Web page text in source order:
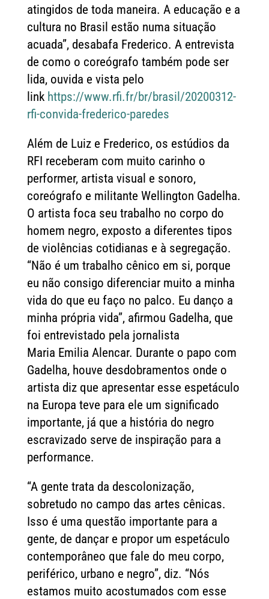
atingidos de toda maneira. A educação e a
cultura no Brasil estão numa situação
acuada”, desabafa Frederico. A entrevista
de como o coreógrafo também pode ser
lida, ouvida e vista pelo
link https://www.rfi.fr/br/brasil/20200312-
rfi-convida-frederico-paredes
Além de Luiz e Frederico, os estúdios da
RFI receberam com muito carinho o
performer, artista visual e sonoro,
coreógrafo e militante Wellington Gadelha.
O artista foca seu trabalho no corpo do
homem negro, exposto a diferentes tipos
de violências cotidianas e à segregação.
“Não é um trabalho cênico em si, porque
eu não consigo diferenciar muito a minha
vida do que eu faço no palco. Eu danço a
minha própria vida”, afirmou Gadelha, que
foi entrevistado pela jornalista
Maria Emilia Alencar. Durante o papo com
Gadelha, houve desdobramentos onde o
artista diz que apresentar esse espetáculo
na Europa teve para ele um significado
importante, já que a história do negro
escravizado serve de inspiração para a
performance.
“A gente trata da descolonização,
sobretudo no campo das artes cênicas.
Isso é uma questão importante para a
gente, de dançar e propor um espetáculo
contemporâneo que fale do meu corpo,
periférico, urbano e negro”, diz. “Nós
estamos muito acostumados com esse